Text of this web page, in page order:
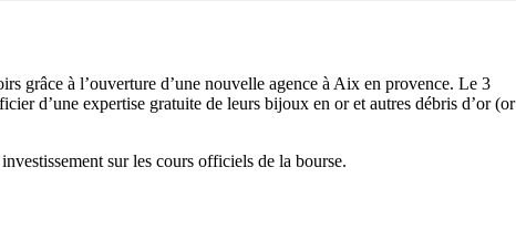
grâce à l’ouverture d’une nouvelle agence à Aix en provence. Le 3
d’une expertise gratuite de leurs bijoux en or et autres débris d’or (or
sur les cours officiels de la bourse.